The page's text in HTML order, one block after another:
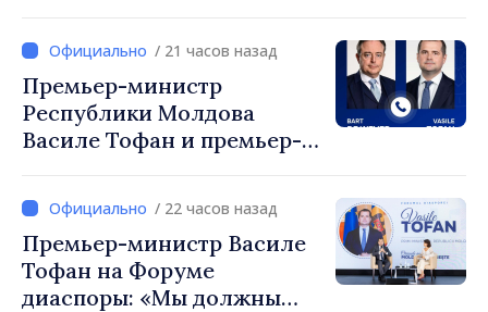
/ 21 часов назад
Премьер-министр
Республики Молдова
Василе Тофан и премьер-
Вевер обсудили
европейский путь
Республики Молдова
/ 22 часов назад
Премьер-министр Василе
Тофан на Форуме
диаспоры: «Мы должны